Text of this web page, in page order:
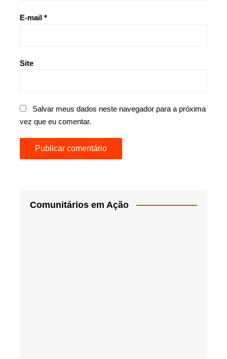
E-mail *
Site
Salvar meus dados neste navegador para a próxima
vez que eu comentar.
Comunitários em Ação